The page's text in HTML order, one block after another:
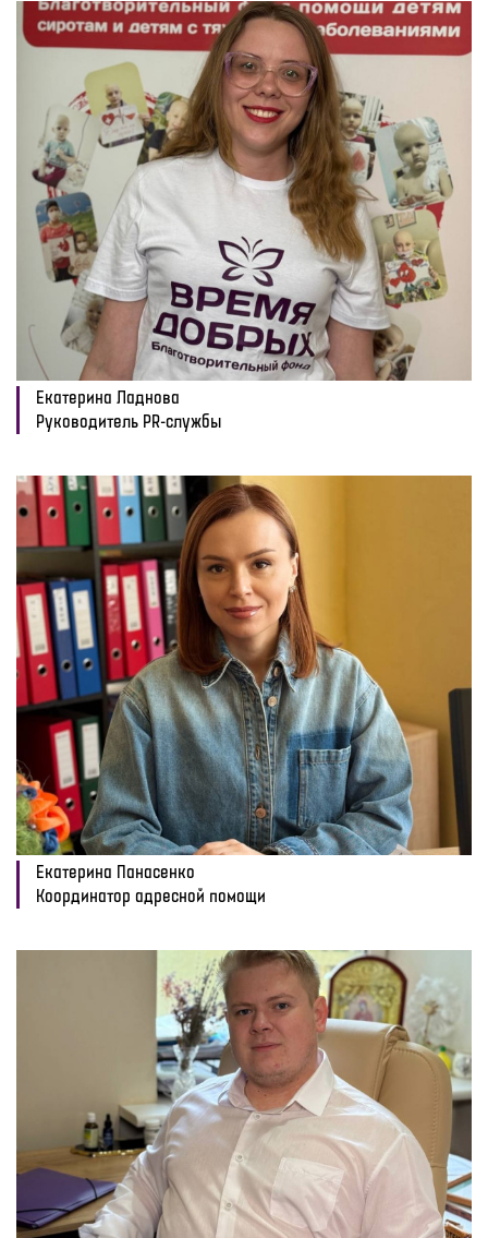
Екатерина Ладнова
Руководитель PR-службы
Екатерина Панасенко
Координатор адресной помощи